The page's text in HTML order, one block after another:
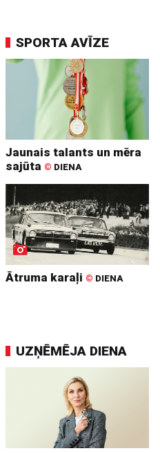
SPORTA AVĪZE
Jaunais talants un mēra
sajūta © DIENA
Ātruma karaļi © DIENA
UZŅĒMĒJA DIENA